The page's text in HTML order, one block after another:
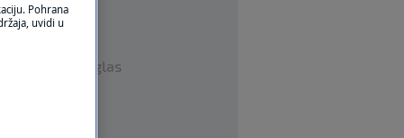
Oglas
Pohrana
uvidi u